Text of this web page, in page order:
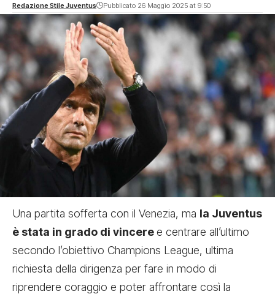
Redazione Stile Juventus Pubblicato 26 Maggio 2025 at 9:50
Una partita sofferta con il Venezia, ma la Juventus
è stata in grado di vinceree centrare all’ultimo
secondo l’obiettivo Champions League, ultima
richiesta della dirigenza per fare in modo di
riprendere coraggio e poter affrontare così la